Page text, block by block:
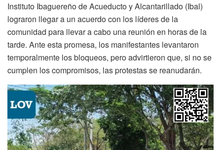
Instituto Ibaguereño de Acueducto y Alcantarillado (Ibal)
lograron llegar a un acuerdo con los líderes de la
comunidad para llevar a cabo una reunión en horas de la
tarde. Ante esta promesa, los manifestantes levantaron
temporalmente los bloqueos, pero advirtieron que, si no se
cumplen los compromisos, las protestas se reanudarán.